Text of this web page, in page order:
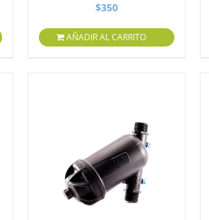
$350
AÑADIR AL CARRITO